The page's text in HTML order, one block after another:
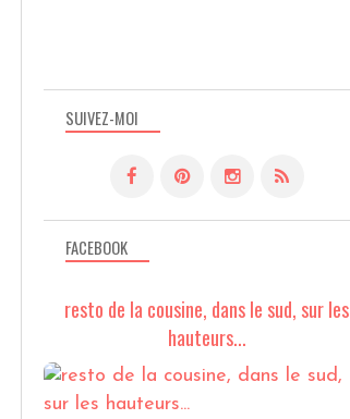
SUIVEZ-MOI
FACEBOOK
resto de la cousine, dans le sud, sur les
hauteurs...